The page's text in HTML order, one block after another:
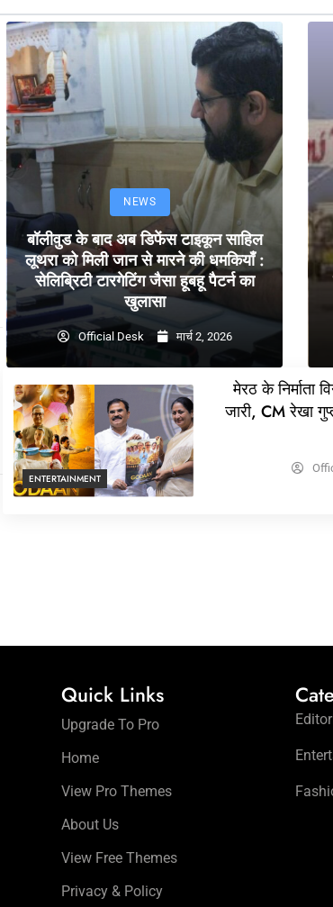
NEWS
बॉलीवुड के बाद अब डिफेंस टाइकून साहिल
लूथरा को मिली जान से मारने की धमकियाँ :
सेलिब्रिटी टारगेटिंग जैसा हूबहू पैटर्न का
खुलासा
Official Desk मार्च 2, 2026
ENTERTAINMENT
मेरठ के निर्माता
जारी, CM रेखा
Quick Links
Upgrade To Pro
Home
View Pro Themes
About Us
View Free Themes
Privacy & Policy